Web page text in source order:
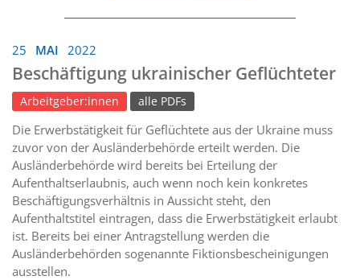
25 MAI 2022
Beschäftigung ukrainischer Geflüchteter
Arbeitgeber:innen alle PDFs
Die Erwerbstätigkeit für Geflüchtete aus der Ukraine muss
zuvor von der Ausländerbehörde erteilt werden. Die
Ausländerbehörde wird bereits bei Erteilung der
Aufenthaltserlaubnis, auch wenn noch kein konkretes
Beschäftigungsverhältnis in Aussicht steht, den
Aufenthaltstitel eintragen, dass die Erwerbstätigkeit erlaubt
ist. Bereits bei einer Antragstellung werden die
Ausländerbehörden sogenannte Fiktionsbescheinigungen
ausstellen.